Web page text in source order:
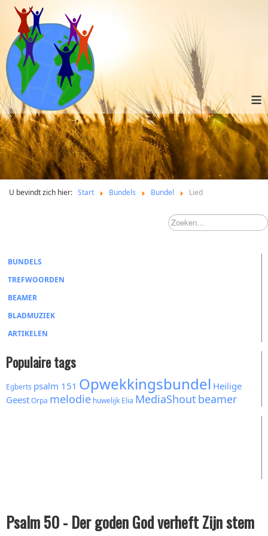
≡
U bevindt zich hier: Start Bundels Bundel Lied
BUNDELS
TREFWOORDEN
BEAMER
BLADMUZIEK
ARTIKELEN
Populaire tags
Egberts psalm 151 Opwekkingsbundel Heilige
GeestOrpa melodie huwelijk Elia MediaShout beamer
Psalm 50 - Der goden God verheft Zijn stem